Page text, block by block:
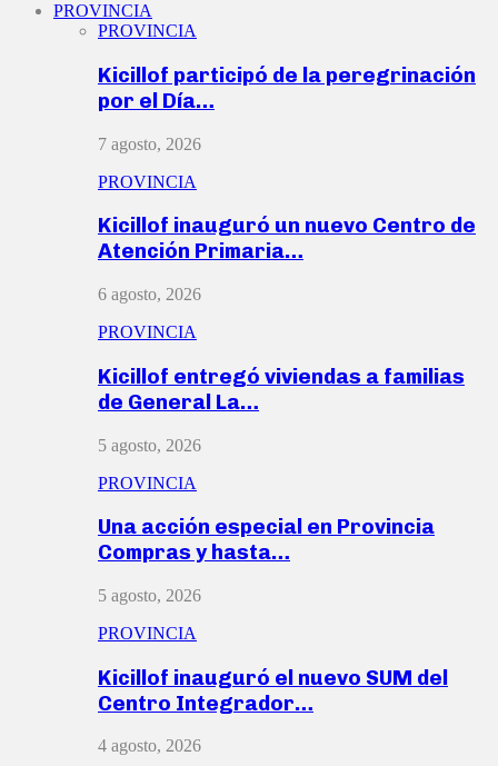
PROVINCIA
PROVINCIA
Kicillof participó de la peregrinación
por el Día…
7 agosto, 2026
PROVINCIA
Kicillof inauguró un nuevo Centro de
Atención Primaria…
6 agosto, 2026
PROVINCIA
Kicillof entregó viviendas a familias
de General La…
5 agosto, 2026
PROVINCIA
Una acción especial en Provincia
Compras y hasta…
5 agosto, 2026
PROVINCIA
Kicillof inauguró el nuevo SUM del
Centro Integrador…
4 agosto, 2026